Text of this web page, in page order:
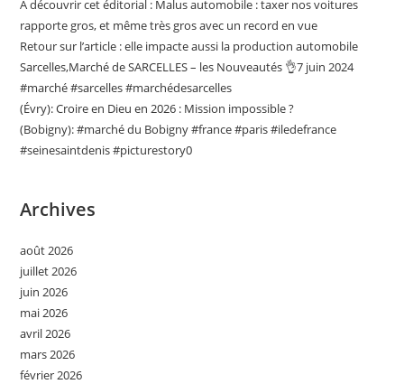
A découvrir cet éditorial : Malus automobile : taxer nos voitures
rapporte gros, et même très gros avec un record en vue
Retour sur l’article : elle impacte aussi la production automobile
Sarcelles,Marché de SARCELLES – les Nouveautés 👌7 juin 2024
#marché #sarcelles #marchédesarcelles
(Évry): Croire en Dieu en 2026 : Mission impossible ?
(Bobigny): #marché du Bobigny #france #paris #iledefrance
#seinesaintdenis #picturestory0
Archives
août 2026
juillet 2026
juin 2026
mai 2026
avril 2026
mars 2026
février 2026